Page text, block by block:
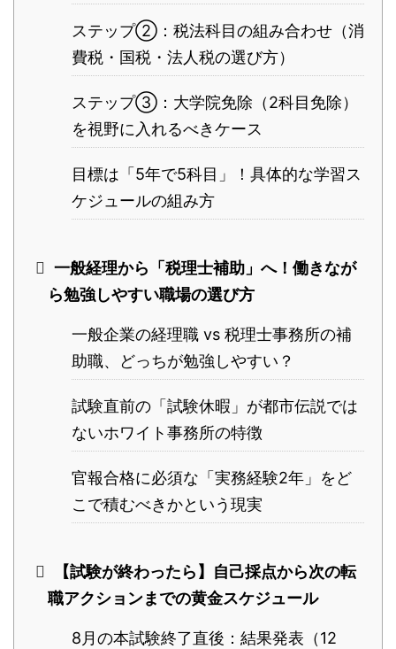
ステップ②：税法科目の組み合わせ（消
費税・国税・法人税の選び方）
ステップ③：大学院免除（2科目免除）
を視野に入れるべきケース
目標は「5年で5科目」！具体的な学習ス
ケジュールの組み方
一般経理から「税理士補助」へ！働きなが
ら勉強しやすい職場の選び方
一般企業の経理職 vs 税理士事務所の補
助職、どっちが勉強しやすい？
試験直前の「試験休暇」が都市伝説では
ないホワイト事務所の特徴
官報合格に必須な「実務経験2年」をど
こで積むべきかという現実
【試験が終わったら】自己採点から次の転
職アクションまでの黄金スケジュール
8月の本試験終了直後：結果発表（12